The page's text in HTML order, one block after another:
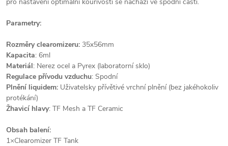
Parametry:
Rozměry clearomizeru: 35x56mm
Kapacita: 6ml
Materiál: Nerez ocel a Pyrex (laboratorní sklo)
Regulace přívodu vzduchu: Spodní
Plnění liquidem: Uživatelsky přívětivé vrchní plnění (bez jakéhokoliv
protékání)
Žhavicí hlavy: TF Mesh a TF Ceramic
Obsah balení:
1×Clearomizer TF Tank